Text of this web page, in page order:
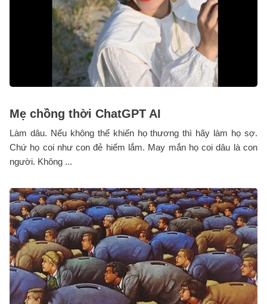
Mẹ chồng thời ChatGPT AI
Làm dâu. Nếu không thể khiến họ thương thì hãy làm họ sợ.
Chứ họ coi như con đẻ hiếm lắm. May mắn họ coi dâu là con
người. Không ...